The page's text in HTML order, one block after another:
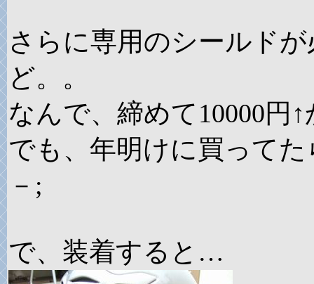
さらに専用のシールド
ど。。
なんで、締めて10000円
でも、年明けに買って
－;
で、装着すると…